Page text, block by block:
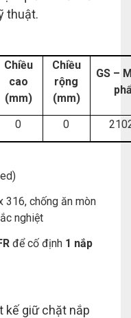
thuật.
Chiều
cao
(mm)
Chiều
rộng
(mm)
GS –
0 0
chống ăn mòn
nghiệt
để cố định 1 nắp
kế giữ chặt nắp